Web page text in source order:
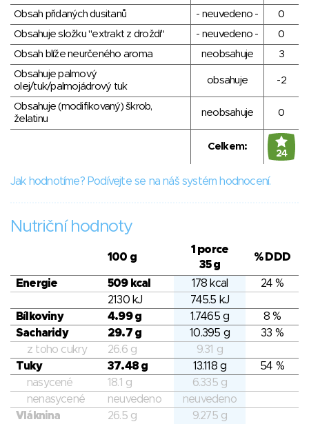
Obsah přidaných dusitanů
- neuvedeno -
0
Obsahuje složku "extrakt z droždí"
- neuvedeno -
0
Obsah blíže neurčeného aroma
neobsahuje
3
Obsahuje palmový
olej/tuk/palmojádrový tuk
obsahuje -2
Obsahuje (modifikovaný) škrob,
želatinu
neobsahuje 0
Celkem:
24
Jak hodnotíme? Podívejte se na náš systém hodnocení.
Nutriční hodnoty
100 g
1 porce
35 g
% DDD
Energie 509 kcal 178 kcal
24 %
2130 kJ
745.5 kJ
Bílkoviny
4.99 g 1.7465 g
8 %
Sacharidy
29.7 g 10.395 g
33 %
z toho cukry
26.6 g
9.31 g
Tuky
37.48 g 13.118 g
54 %
nasycené
18.1 g
6.335 g
nenasycené
neuvedeno
neuvedeno
Vláknina
26.5 g
9.275 g